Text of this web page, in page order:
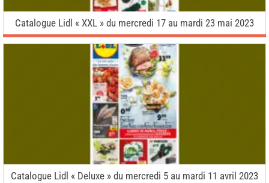
Catalogue Lidl « XXL » du mercredi 17 au mardi 23 mai 2023
Catalogue Lidl « Deluxe » du mercredi 5 au mardi 11 avril 2023